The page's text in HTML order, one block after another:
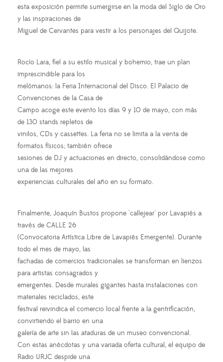
esta exposición permite sumergirse en la moda del Siglo de Oro
y las inspiraciones de
Miguel de Cervantes para vestir a los personajes del Quijote.
Rocío Lara, fiel a su estilo musical y bohemio, trae un plan
imprescindible para los
melómanos: la Feria Internacional del Disco. El Palacio de
Convenciones de la Casa de
Campo acoge este evento los días 9 y 10 de mayo, con más
de 130 stands repletos de
vinilos, CDs y cassettes. La feria no se limita a la venta de
formatos físicos; también ofrece
sesiones de DJ y actuaciones en directo, consolidándose como
una de las mejores
experiencias culturales del año en su formato.
Finalmente, Joaquín Bustos propone "callejear" por Lavapiés a
través de CALLE 26
(Convocatoria Artística Libre de Lavapiés Emergente). Durante
todo el mes de mayo, las
fachadas de comercios tradicionales se transforman en lienzos
para artistas consagrados y
emergentes. Desde murales gigantes hasta instalaciones con
materiales reciclados, este
festival reivindica el comercio local frente a la gentrificación,
convirtiendo el barrio en una
galería de arte sin las ataduras de un museo convencional.
Con estas anécdotas y una variada oferta cultural, el equipo de
Radio URJC despide una